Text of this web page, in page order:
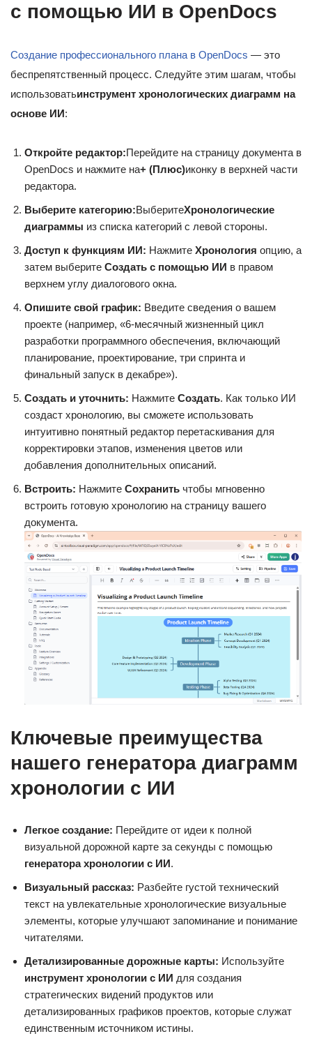
с помощью ИИ в OpenDocs
Создание профессионального плана в OpenDocs — это
беспрепятственный процесс. Следуйте этим шагам, чтобы
использоватьинструмент хронологических диаграмм на
основе ИИ:
Откройте редактор:Перейдите на страницу документа в
OpenDocs и нажмите на+ (Плюс)иконку в верхней части
редактора.
Выберите категорию:ВыберитеХронологические
диаграммы из списка категорий с левой стороны.
Доступ к функциям ИИ: Нажмите Хронология опцию, а
затем выберите Создать с помощью ИИ в правом
верхнем углу диалогового окна.
Опишите свой график: Введите сведения о вашем
проекте (например, «6-месячный жизненный цикл
разработки программного обеспечения, включающий
планирование, проектирование, три спринта и
финальный запуск в декабре»).
Создать и уточнить: Нажмите Создать. Как только ИИ
создаст хронологию, вы сможете использовать
интуитивно понятный редактор перетаскивания для
корректировки этапов, изменения цветов или
добавления дополнительных описаний.
Встроить: Нажмите Сохранить чтобы мгновенно
встроить готовую хронологию на страницу вашего
документа.
Ключевые преимущества
нашего генератора диаграмм
хронологии с ИИ
Легкое создание: Перейдите от идеи к полной
визуальной дорожной карте за секунды с помощью
генератора хронологии с ИИ.
Визуальный рассказ: Разбейте густой технический
текст на увлекательные хронологические визуальные
элементы, которые улучшают запоминание и понимание
читателями.
Детализированные дорожные карты: Используйте
инструмент хронологии с ИИ для создания
стратегических видений продуктов или
детализированных графиков проектов, которые служат
единственным источником истины.